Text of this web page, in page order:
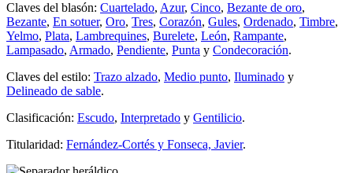
Claves del blasón: Cuartelado, Azur, Cinco, Bezante de oro,
Bezante, En sotuer, Oro, Tres, Corazón, Gules, Ordenado, Timbre,
Yelmo, Plata, Lambrequines, Burelete, León, Rampante,
Lampasado, Armado, Pendiente, Punta y Condecoración.
Claves del estilo: Trazo alzado, Medio punto, Iluminado y
Delineado de sable.
Clasificación: Escudo, Interpretado y Gentilicio.
Titularidad: Fernández-Cortés y Fonseca, Javier.